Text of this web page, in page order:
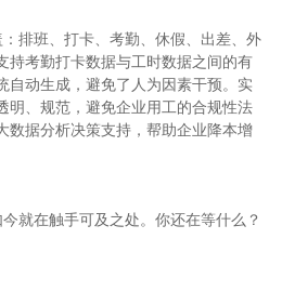
：排班、打卡、考勤、休假、出差、外
持考勤打卡数据与工时数据之间的有
自动生成，避免了人为因素干预。实
明、规范，避免企业用工的合规性法
数据分析决策支持，帮助企业降本增
今就在触手可及之处。你还在等什么？